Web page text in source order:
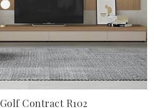
Golf Contract R102